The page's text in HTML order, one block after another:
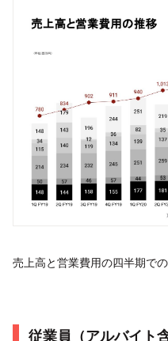
売上高と営業費用の四半期で
従業員（アルバイト